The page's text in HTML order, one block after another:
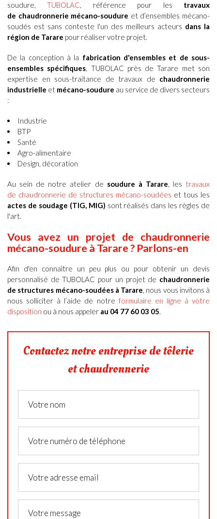
soudure ,TUBOLAC , référence pour les travaux
de chaudronnerie mécano-soudure et d’ensembles mécano-
soudés est sans conteste l'un des meilleurs acteurs dans la
région de Tarare pour réaliser votre projet.
De la conception à la fabrication d'ensembles et de sous-
ensembles spécifiques , TUBOLAC près deTarare met son
expertise en sous-traitance de travaux de chaudronnerie
industrielle et mécano-soudure au service de divers secteurs
:
Industrie
BTP
Santé
Agro-alimentaire
Design, décoration
Au sein de notre atelier de soudure à Tarare , les travaux
de chaudronnerie de structures mécano-soudées et tous les
actes de soudage (TIG, MIG) sont réalisés dans les règles de
l'art.
Vous avez un projet de chaudronnerie
mécano-soudure à Tarare ? Parlons-en
Afin d'en connaître un peu plus ou pour obtenir un devis
personnalisé de TUBOLAC pour un projet de chaudronnerie
de structures mécano-soudées à Tarare nous vous invitons à
nous solliciter à l’aide de notre formulaire en ligne à votre
disposition ou à nous appeler au 04 77 60 03 05
Contactez notre entreprise de tôlerie
et chaudronnerie